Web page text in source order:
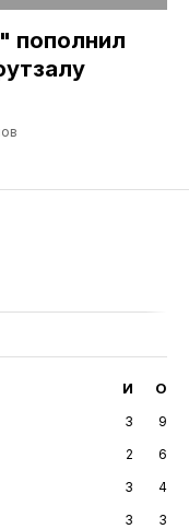
пополнил
И О
3
9
2
6
3
4
3
3